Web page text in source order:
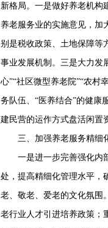
新格局。一是做好养老机构
养老服务业的实施意见，加
别是税收政策、土地保障等
事业发展机制。三是大力发
心”“社区微型养老院”“农村
务队伍、“医养结合”的健康
建民营的运作方式盘活闲置
三、加强养老服务精细
一是进一步完善强化内
处，提高精细化管理水平，
老、敬老、爱老的文化氛围
老行业人才引进培养政策；